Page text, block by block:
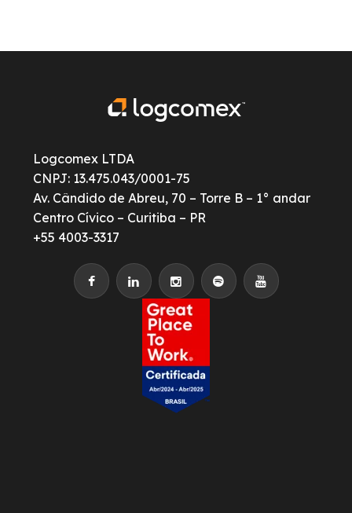
Logcomex LTDA
CNPJ: 13.475.043/0001-75
Av. Cândido de Abreu, 70 – Torre B – 1° andar
Centro Cívico – Curitiba – PR
+55 4003-3317